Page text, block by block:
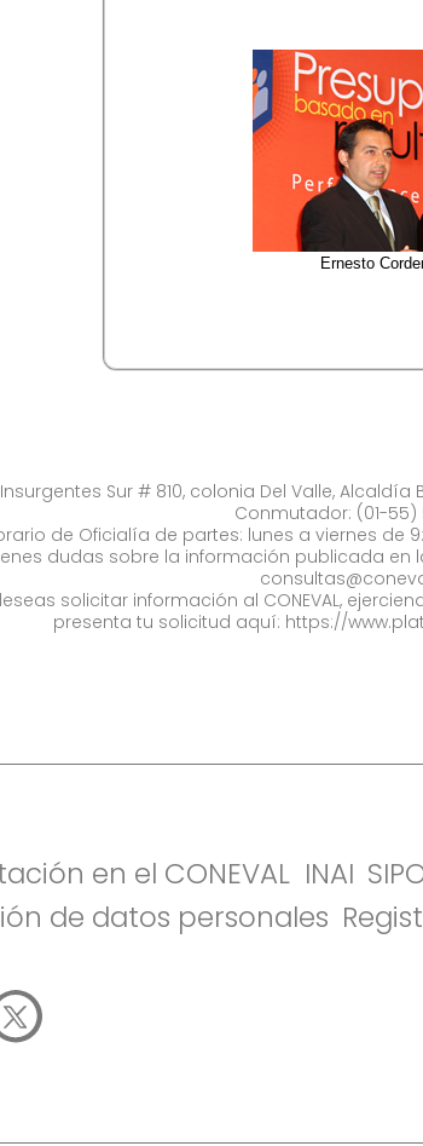
Ernesto
Sur # 810, colonia Del Valle, Alcaldía
Conmutador: (01-55)
de Oficialía de partes: lunes a viernes de
dudas sobre la información publicada
solicitar información al CONEVAL,
presenta tu solicitud aquí: https://
en el CONEVAL INAI
de datos personales